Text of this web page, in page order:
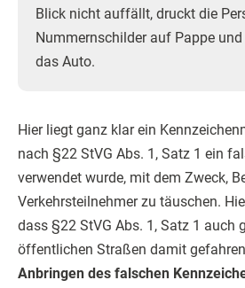
Blick nicht auffällt, druckt die
Nummernschilder auf Pappe
das Auto.
Hier liegt ganz klar ein
nach §22 StVG Abs. 1, Satz 1 ein
verwendet wurde, mit dem Zweck,
Verkehrsteilnehmer zu täuschen.
dass §22 StVG Abs. 1, Satz 1 auch
öffentlichen Straßen damit
Anbringen des falschen